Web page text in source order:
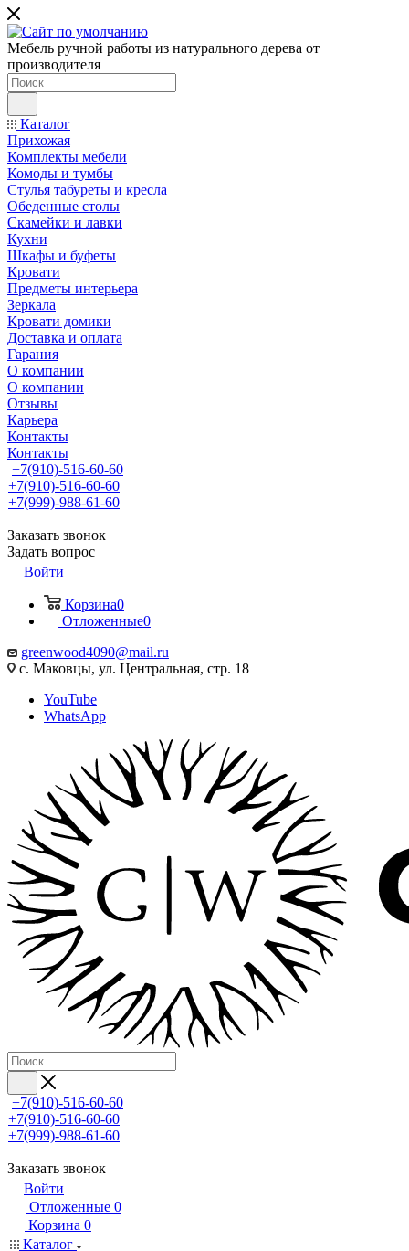
Мебель ручной работы из натурального дерева от
производителя
Каталог
Прихожая
Комплекты мебели
Комоды и тумбы
Стулья табуреты и кресла
Обеденные столы
Скамейки и лавки
Кухни
Шкафы и буфеты
Кровати
Предметы интерьера
Зеркала
Кровати домики
Доставка и оплата
Гарания
О компании
О компании
Отзывы
Карьера
Контакты
Контакты
+7(910)-516-60-60
+7(910)-516-60-60
+7(999)-988-61-60
Заказать звонок
Задать вопрос
Войти
Корзина0
Отложенные0
greenwood4090@mail.ru
с. Маковцы, ул. Центральная, стр. 18
YouTube
WhatsApp
+7(910)-516-60-60
+7(910)-516-60-60
+7(999)-988-61-60
Заказать звонок
Войти
Отложенные 0
Корзина 0
Каталог